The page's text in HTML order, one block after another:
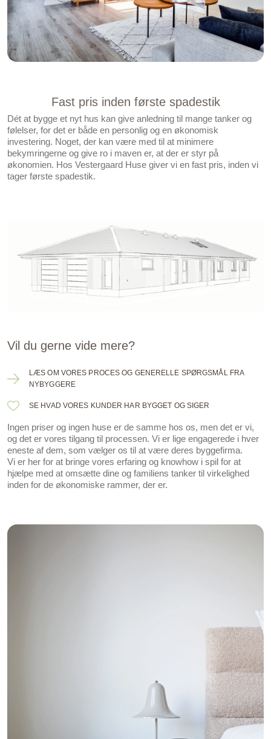
Fast pris inden første spadestik
Dét at bygge et nyt hus kan give anledning til mange tanker og
følelser, for det er både en personlig og en økonomisk
investering. Noget, der kan være med til at minimere
bekymringerne og give ro i maven er, at der er styr på
økonomien. Hos Vestergaard Huse giver vi en fast pris, inden vi
tager første spadestik.
Vil du gerne vide mere?
LÆS OM VORES PROCES OG GENERELLE SPØRGSMÅL FRA
NYBYGGERE
SE HVAD VORES KUNDER HAR BYGGET OG SIGER
Ingen priser og ingen huse er de samme hos os, men det er vi,
og det er vores tilgang til processen. Vi er lige engagerede i hver
eneste af dem, som vælger os til at være deres byggefirma.
Vi er her for at bringe vores erfaring og knowhow i spil for at
hjælpe med at omsætte dine og familiens tanker til virkelighed
inden for de økonomiske rammer, der er.